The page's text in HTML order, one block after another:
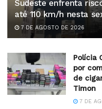
Sudeste enfrenta
até 110 km/h nesta
7 DE AGOSTO DE 2026
Polícia
por
de
Timon
7 DE